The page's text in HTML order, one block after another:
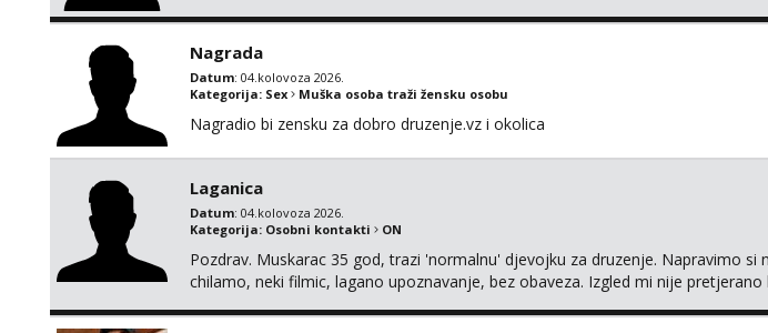
Nagrada
Datum: 04.kolovoza 2026.
Kategorija: Sex Muška osoba traži žensku osobu
Nagradio bi zensku za dobro druzenje.vz i okolica
Laganica
Datum: 04.kolovoza 2026.
Kategorija: Osobni kontakti ON
Pozdrav. Muskarac 35 god, trazi 'normalnu' djevojku za druzenje. Napravimo si
chilamo, neki filmic, lagano upoznavanje, bez obaveza. Izgled mi nije